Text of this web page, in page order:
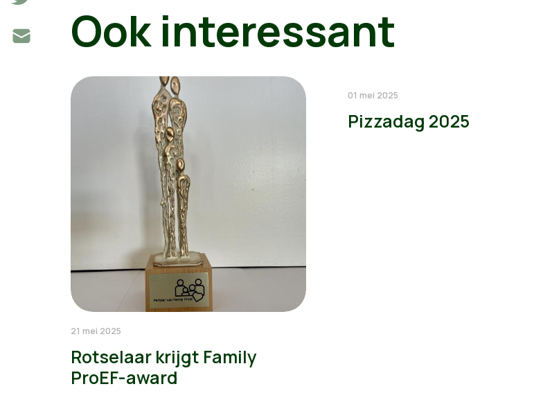
Ook interessant
21 mei 2025
Rotselaar krijgt Family
ProEF-award
01 mei 2025
Pizzadag 2025